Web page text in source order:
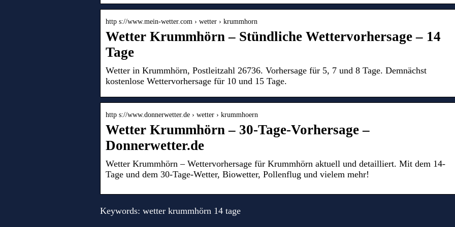
http s://www.mein-wetter.com › wetter › krummhorn
Wetter Krummhörn – Stündliche Wettervorhersage – 14
Tage
Wetter in Krummhörn, Postleitzahl 26736. Vorhersage für 5, 7 und 8 Tage. Demnächst
kostenlose Wettervorhersage für 10 und 15 Tage.
http s://www.donnerwetter.de › wetter › krummhoern
Wetter Krummhörn – 30-Tage-Vorhersage –
Donnerwetter.de
Wetter Krummhörn – Wettervorhersage für Krummhörn aktuell und detailliert. Mit dem 14-
Tage und dem 30-Tage-Wetter, Biowetter, Pollenflug und vielem mehr!
Keywords: wetter krummhörn 14 tage